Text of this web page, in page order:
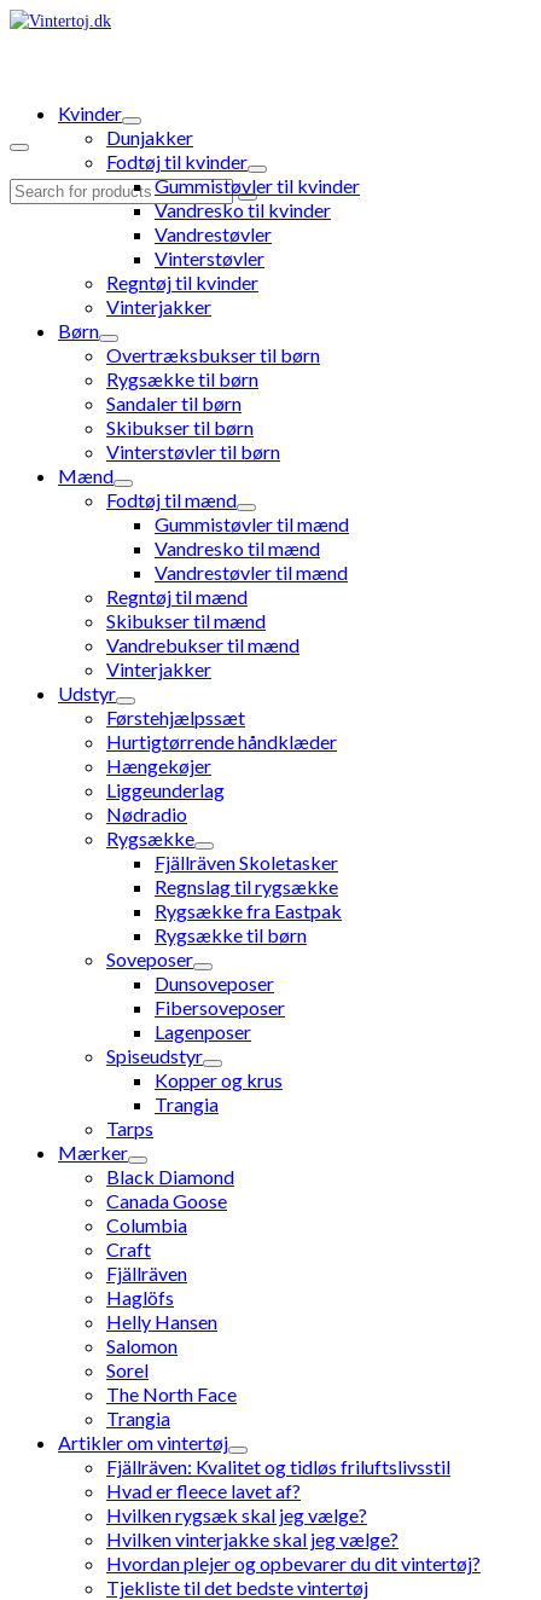
Search
Kvinder
Dunjakker
Fodtøj til kvinder
Gummistøvler til kvinder
Vandresko til kvinder
Vandrestøvler
Vinterstøvler
Regntøj til kvinder
Vinterjakker
Børn
Overtræksbukser til børn
Rygsække til børn
Sandaler til børn
Skibukser til børn
Vinterstøvler til børn
Mænd
Fodtøj til mænd
Gummistøvler til mænd
Vandresko til mænd
Vandrestøvler til mænd
Regntøj til mænd
Skibukser til mænd
Vandrebukser til mænd
Vinterjakker
Udstyr
Førstehjælpssæt
Hurtigtørrende håndklæder
Hængekøjer
Liggeunderlag
Nødradio
Rygsække
Fjällräven Skoletasker
Regnslag til rygsække
Rygsække fra Eastpak
Rygsække til børn
Soveposer
Dunsoveposer
Fibersoveposer
Lagenposer
Spiseudstyr
Kopper og krus
Trangia
Tarps
Mærker
Black Diamond
Canada Goose
Columbia
Craft
Fjällräven
Haglöfs
Helly Hansen
Salomon
Sorel
The North Face
Trangia
Artikler om vintertøj
Fjällräven: Kvalitet og tidløs friluftslivsstil
Hvad er fleece lavet af?
Hvilken rygsæk skal jeg vælge?
Hvilken vinterjakke skal jeg vælge?
Hvordan plejer og opbevarer du dit vintertøj?
Tjekliste til det bedste vintertøj